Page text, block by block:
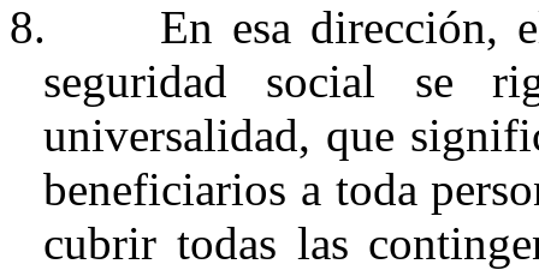
8.
En esa dirección,
seguridad social se
universalidad, que
beneficiarios a toda
cubrir todas las